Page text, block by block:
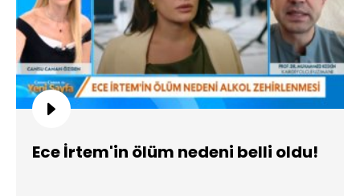
Ece İrtem'in ölüm nedeni belli oldu!